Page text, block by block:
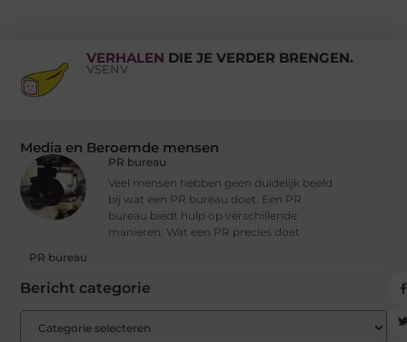
VERHALEN DIE JE VERDER BRENGEN.
VSENV
Media en Beroemde mensen
PR bureau
Veel mensen hebben geen duidelijk beeld
bij wat een PR bureau doet. Een PR
bureau biedt hulp op verschillende
manieren. Wat een PR precies doet
PR bureau
Bericht categorie